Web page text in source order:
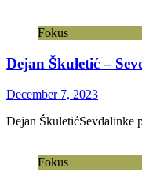
Fokus
Dejan Škuletić –
December 7, 2023
Dejan ŠkuletićSevdalinke
Fokus